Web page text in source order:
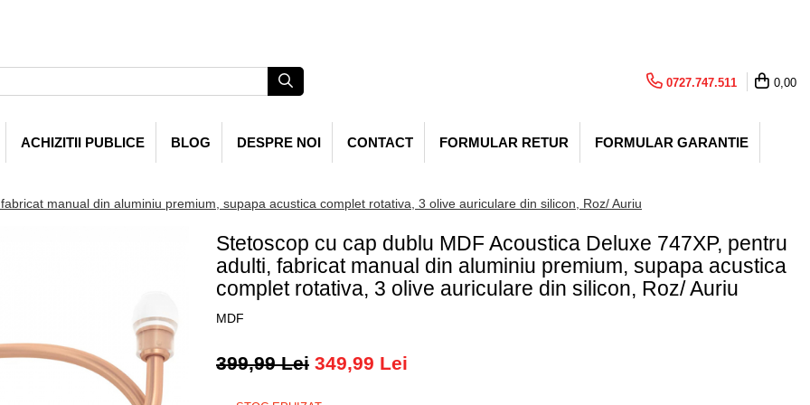
0727.747.511 0,00
ACHIZITII PUBLICE BLOG DESPRE NOI CONTACT FORMULAR RETUR FORMULAR GARANTIE
manual din aluminiu premium, supapa acustica complet rotativa, 3 olive auriculare din silicon, Roz/ Auriu
Stetoscop cu cap dublu MDF Acoustica Deluxe 747XP, pentru
adulti, fabricat manual din aluminiu premium, supapa acustica
complet rotativa, 3 olive auriculare din silicon, Roz/ Auriu
MDF
399,99 Lei 349,99 Lei